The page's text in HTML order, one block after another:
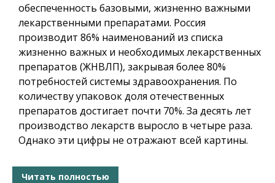
обеспеченность базовыми, жизненно важными
лекарственными препаратами. Россия
производит 86% наименований из списка
жизненно важных и необходимых лекарственных
препаратов (ЖНВЛП), закрывая более 80%
потребностей системы здравоохранения. По
количеству упаковок доля отечественных
препаратов достигает почти 70%. За десять лет
производство лекарств выросло в четыре раза.
Однако эти цифры не отражают всей картины.
Читать полностью